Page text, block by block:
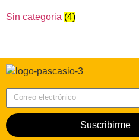
Sin categoria (4)
Suscribirme